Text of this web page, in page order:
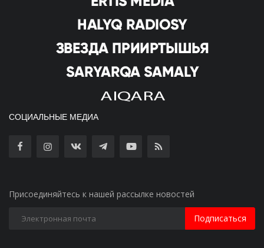
СОЦИАЛЬНЫЕ МЕДИА
Присоединяйтесь к нашей рассылке новостей
Подписаться